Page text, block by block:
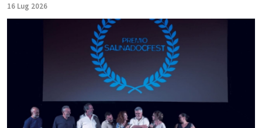
16 Lug 2026